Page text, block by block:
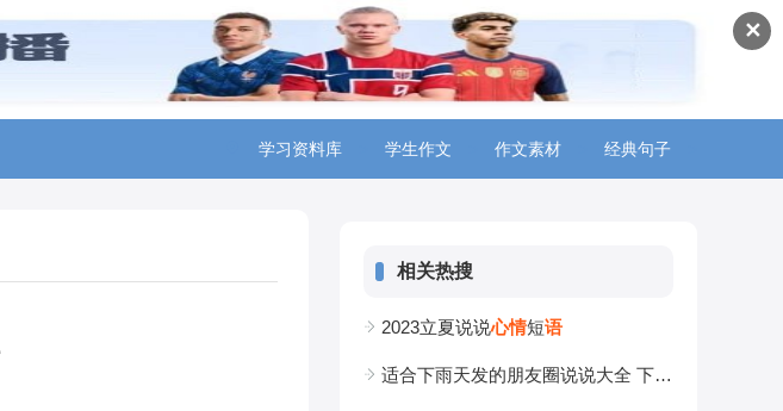
✕
学习资料库 学生作文 作文素材 经典句子
相关热搜
2023立夏说说心情短语
适合下雨天发的朋友圈说说大全 下雨天的